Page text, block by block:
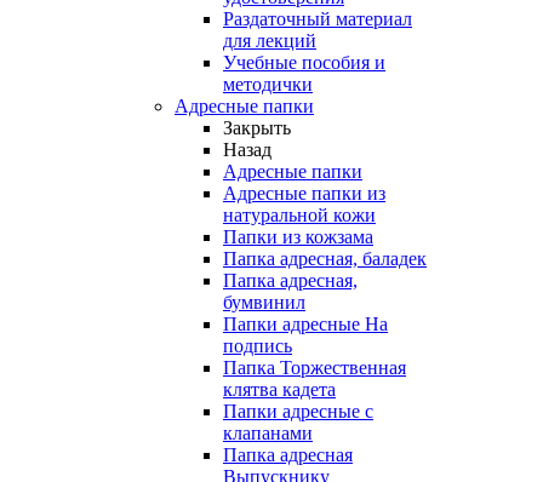
Раздаточный материал
для лекций
Учебные пособия и
методички
Адресные папки
Закрыть
Назад
Адресные папки
Адресные папки из
натуральной кожи
Папки из кожзама
Папка адресная, баладек
Папка адресная,
бумвинил
Папки адресные На
подпись
Папка Торжественная
клятва кадета
Папки адресные с
клапанами
Папка адресная
Выпускнику